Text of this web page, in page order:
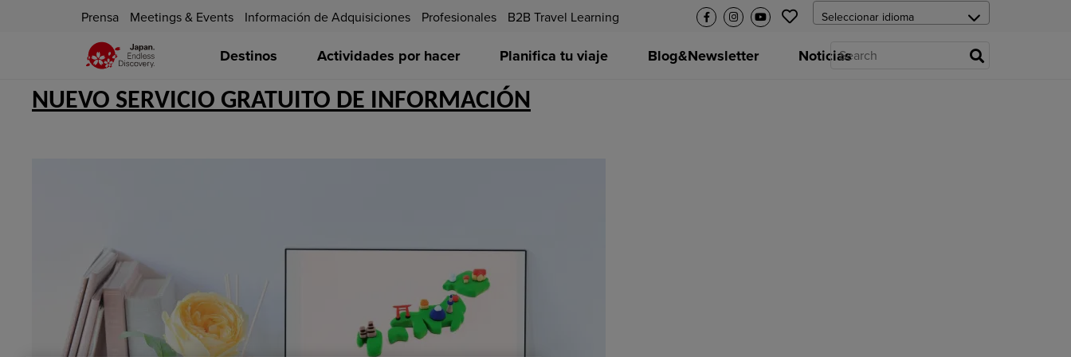
Prensa Meetings & Events Información de Adquisiciones Profesionales B2B Travel Learning
Destinos Actividades por hacer Planifica tu viaje Blog&Newsletter Noticias
NUEVO SERVICIO GRATUITO DE INFORMACIÓN